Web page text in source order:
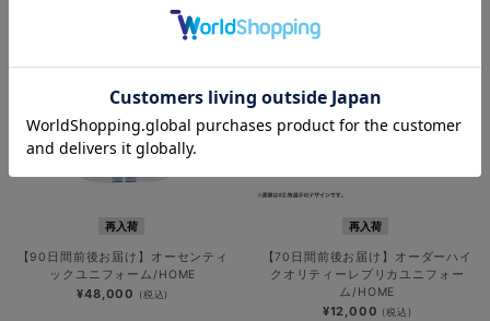
再入荷
【90日間前後お届け】オーセンティ
ックユニフォーム/HOME
¥48,000 (税込)
再入荷
【70日間前後お届け】オーダーハイ
クオリティーレプリカユニフォー
ム/HOME
¥12,000 (税込)